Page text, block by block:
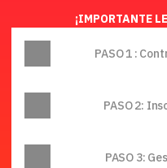
¡IMPORTANTE
PASO 1 :
PASO 2:
PASO 3: